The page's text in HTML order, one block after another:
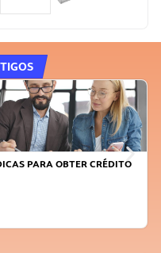
A DIFERENÇA: SEJA